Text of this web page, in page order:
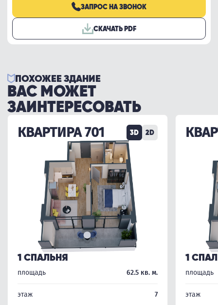
ЗАПРОС НА ЗВОНОК
СКАЧАТЬ PDF
ПОХОЖЕЕ ЗДАНИЕ
ВАС МОЖЕТ
ЗАИНТЕРЕСОВАТЬ
КВАРТИРА 701 3D 2D
1 СПАЛЬНЯ
площадь 62.5 кв. м.
этаж
7
1
площадь
этаж